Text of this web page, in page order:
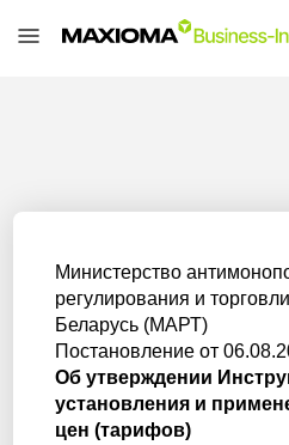
Министерство
регулирования и
Беларусь (МАРТ)
Постановление от
Об утверждении
установления и
цен (тарифов)